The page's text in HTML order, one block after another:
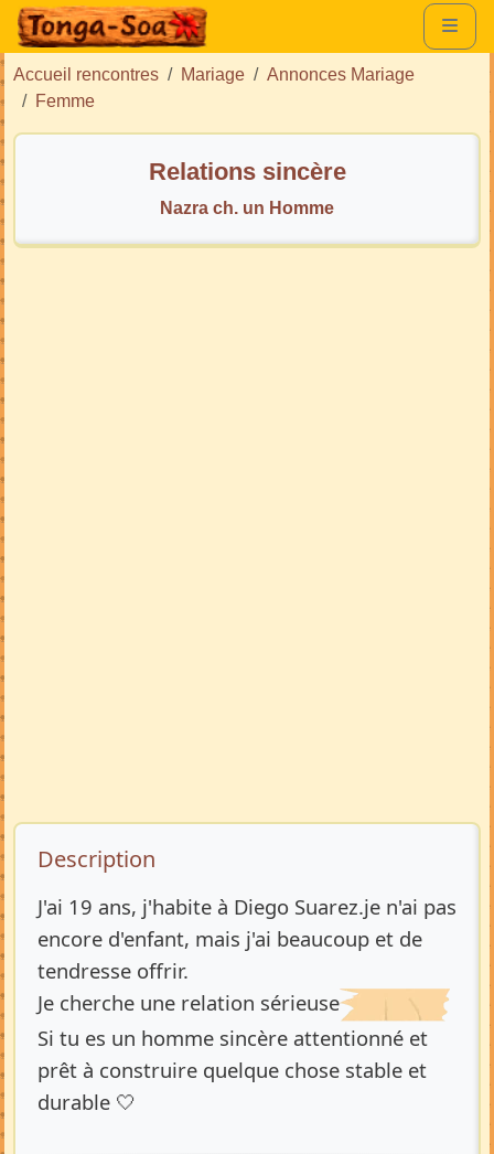
Accueil rencontres Mariage
Annonces Mariage
Femme
Relations sincère
Nazra ch. un Homme
Description de l’annonce
Description
J'ai 19 ans, j'habite à Diego Suarez.je n'ai pas
encore d'enfant, mais j'ai beaucoup et de
tendresse offrir.
Je cherche une relation sérieuse
Si tu es un homme sincère attentionné et
prêt à construire quelque chose stable et
durable 🤍